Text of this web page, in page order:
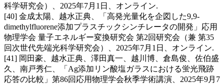
科学研究会）、2025年7月1日、オンライン.
[40] 金成太陽、越水正典、「高発光量化を企図した9,9-
dimethylfluorene添加プラスチックシンチレータの開発」応用
物理学会 量子エネルギー変換研究会 第2回研究会（兼 第35
回次世代先端光科学研究会）、2025年7月1日、オンライン.
[41] 岡田豪、越水正典、澤田真一、越川博、倉島俊、佐伯盛
久、南戸秀仁、「Ag添加リン酸塩ガラスにおける蛍光飛跡
応答の比較」第86回応用物理学会秋季学術講演、2025年9月7